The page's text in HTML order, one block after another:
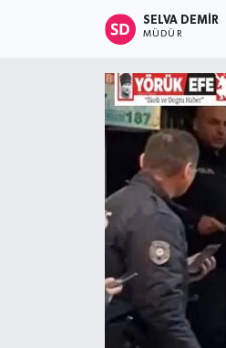
SELVA DEMIR
MÜDÜR